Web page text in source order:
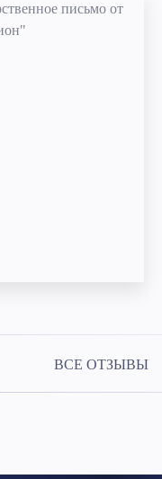
ВСЕ ОТЗЫВЫ